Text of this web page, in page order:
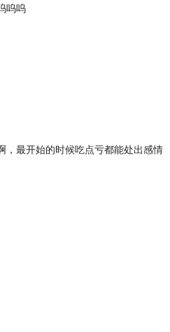
呜呜
，最开始的时候吃点亏都能处出感情